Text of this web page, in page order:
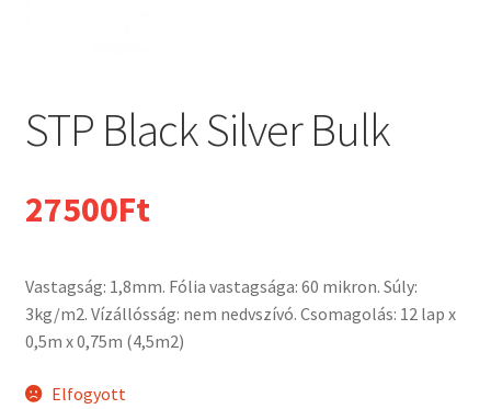
STP Black Silver Bulk
27500Ft
Vastagság: 1,8mm. Fólia vastagsága: 60 mikron. Súly:
3kg/m2. Vízállósság: nem nedvszívó. Csomagolás: 12 lap x
0,5m x 0,75m (4,5m2)
Elfogyott